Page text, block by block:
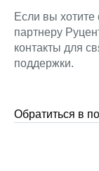
Если вы хотите
партнеру
контакты для
поддержки.
Обратиться в